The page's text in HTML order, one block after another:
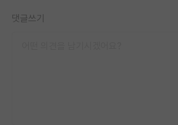
댓글쓰기